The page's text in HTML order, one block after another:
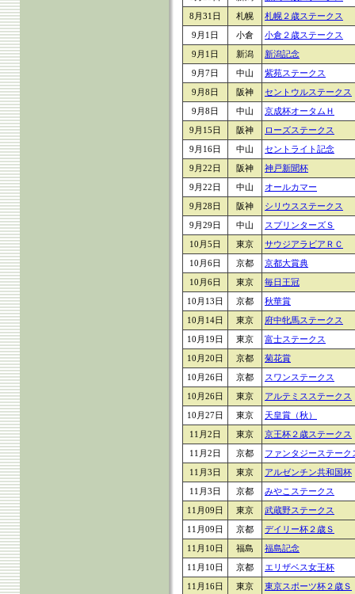
8月31日
札幌
札幌２歳ステークス
9月1日
小倉
小倉２歳ステークス
9月1日
新潟
新潟記念
9月7日
中山
紫苑ステークス
9月8日
阪神
セントウルステークス
9月8日
中山
京成杯オータムＨ
9月15日
阪神
ローズステークス
9月16日
中山
セントライト記念
9月22日
阪神
神戸新聞杯
9月22日
中山
オールカマー
9月28日
阪神
シリウスステークス
9月29日
中山
スプリンターズＳ
10月5日
東京
サウジアラビアＲＣ
10月6日
京都
京都大賞典
10月6日
東京
毎日王冠
10月13日
京都
秋華賞
10月14日
東京
府中牝馬ステークス
10月19日
東京
富士ステークス
10月20日
京都
菊花賞
10月26日
京都
スワンステークス
10月26日
東京
アルテミスステークス
10月27日
東京
天皇賞（秋）
11月2日
東京
京王杯２歳ステークス
11月2日
京都
ファンタジーステーク
11月3日
東京
アルゼンチン共和国杯
11月3日
京都
みやこステークス
11月09日
東京
武蔵野ステークス
11月09日
京都
デイリー杯２歳Ｓ
11月10日
福島
福島記念
11月10日
京都
エリザベス女王杯
11月16日
東京
東京スポーツ杯２歳Ｓ